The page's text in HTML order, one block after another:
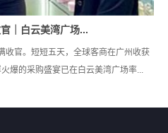
｜白云美湾广场...
收官。短短五天，全球客商在广州收获
爆的采购盛宴已在白云美湾广场率...